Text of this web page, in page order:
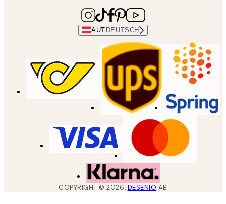
AUT DEUTSCH
COPYRIGHT ©2026, DESENIO AB